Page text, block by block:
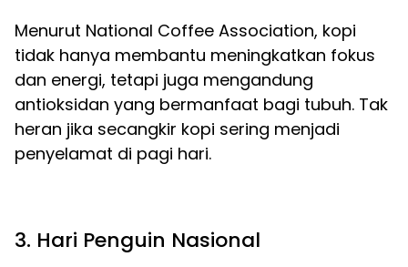
Menurut National Coffee Association, kopi
tidak hanya membantu meningkatkan fokus
dan energi, tetapi juga mengandung
antioksidan yang bermanfaat bagi tubuh. Tak
heran jika secangkir kopi sering menjadi
penyelamat di pagi hari.
3. Hari Penguin Nasional